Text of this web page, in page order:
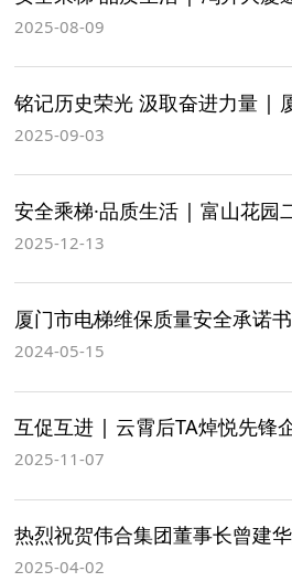
2025-08-09
2025-09-03
2025-12-13
厦门市电梯维保质量安全承诺书
2024-05-15
2025-11-07
2025-04-02